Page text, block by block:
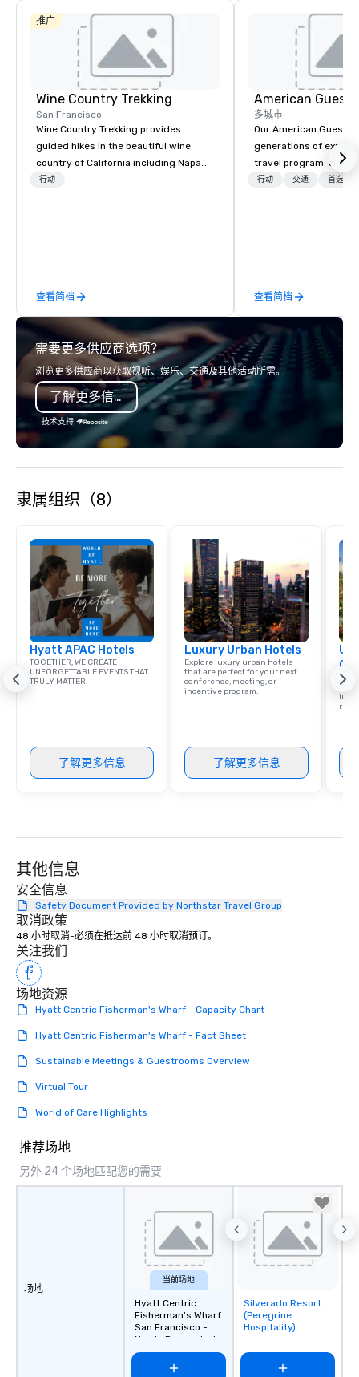
推广
Wine Country Trekking
San Francisco
Wine Country Trekking provides
guided hikes in the beautiful wine
country of California including Napa
and Sonoma Valleys. These
day hikes we provide luxury self-
guided inn-to-in walking vacations
from the gateway City of San
Francisco to the California wine
country with a focus on superb hiking,
lodging, food and wine. We also have
a Monterey Bay Trek.
行动
查看简档
American Guest
多城市
Our American Guest
generations of
travel program. Since
mission has been to
management, we
if we were the client.
network of global
bring your vision to
passion, an
American hospitality,
行动 交通 首选工
查看简档
需要更多供应商选项？
浏览更多供应商以获取视听、娱乐、交通及其他活动所需。
了解更多信息
技术支持
隶属组织（8）
Hyatt APAC Hotels
TOGETHER, WE CREATE
UNFORGETTABLE EVENTS THAT
TRULY MATTER.
了解更多信息
Luxury Urban Hotels
Explore luxury urban hotels
that are perfect for your next
conference, meeting, or
incentive program.
了解更多信息
Find
其他信息
安全信息
Safety Document Provided by Northstar Travel Group
取消政策
48 小时取消-必须在抵达前 48 小时取消预订。
关注我们
场地资源
Hyatt Centric Fisherman's Wharf - Capacity Chart
Hyatt Centric Fisherman's Wharf - Fact Sheet
Sustainable Meetings & Guestrooms Overview
Virtual Tour
World of Care Highlights
推荐场地
另外 24 个场地匹配您的需要
场地
当前场地
Hyatt Centric
Fisherman's Wharf
San Francisco -
Newly Renovated
Removed from
favorites
Silverado Resort
(Peregrine
Hospitality)